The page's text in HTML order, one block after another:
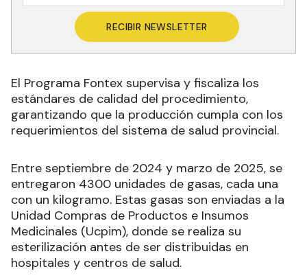
RECIBIR NEWSLETTER
El Programa Fontex supervisa y fiscaliza los
estándares de calidad del procedimiento,
garantizando que la producción cumpla con los
requerimientos del sistema de salud provincial.
Entre septiembre de 2024 y marzo de 2025, se
entregaron 4300 unidades de gasas, cada una
con un kilogramo. Estas gasas son enviadas a la
Unidad Compras de Productos e Insumos
Medicinales (Ucpim), donde se realiza su
esterilización antes de ser distribuidas en
hospitales y centros de salud.